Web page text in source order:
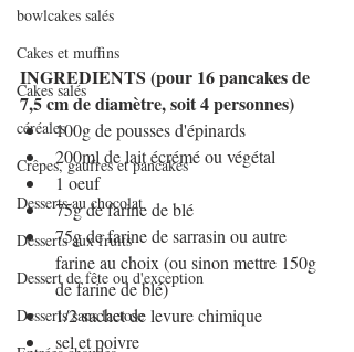
bowlcakes salés
Cakes et muffins
Cakes salés
céréales
Crêpes, gaufres et pancakes
Desserts au chocolat
Desserts aux fruits
Dessert de fête ou d'exception
Desserts sans lactose
INGREDIENTS (pour 16 pancakes de
7,5 cm de diamètre, soit 4 personnes)
100g de pousses d'épinards
200ml de lait écrémé ou végétal
1 oeuf
75g de farine de blé
75g de farine de sarrasin ou autre
farine au choix (ou sinon mettre 150g
de farine de blé)
1/2 sachet de levure chimique
sel et poivre